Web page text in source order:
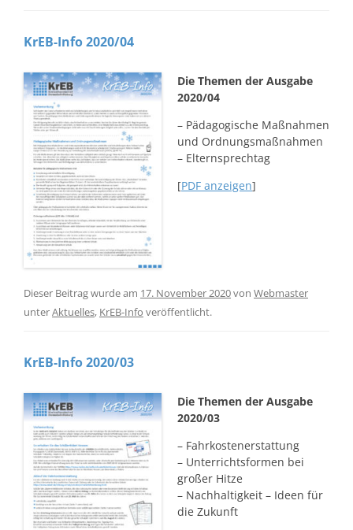
KrEB-Info 2020/04
Die Themen der Ausgabe
2020/04
– Pädagogische Maßnahmen
und Ordnungsmaßnahmen
– Elternsprechtag
[PDF anzeigen]
Dieser Beitrag wurde am 17. November 2020von Webmaster
unterAktuelles, KrEB-Info veröffentlicht.
KrEB-Info 2020/03
Die Themen der Ausgabe
2020/03
– Fahrkostenerstattung
– Unterrichtsformen bei
großer Hitze
– Nachhaltigkeit – Ideen für
die Zukunft